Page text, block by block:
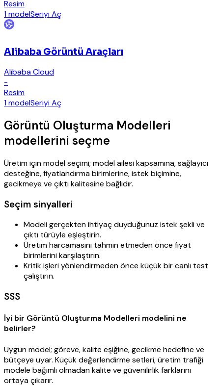
Resim
1 modelSeriyi Aç
Alibaba Görüntü Araçları
Alibaba Cloud
-
Resim
1 modelSeriyi Aç
Görüntü Oluşturma Modelleri
modellerini seçme
Üretim için model seçimi; model ailesi kapsamına, sağlayıcı
desteğine, fiyatlandırma birimlerine, istek biçimine,
gecikmeye ve çıktı kalitesine bağlıdır.
Seçim sinyalleri
Modeli gerçekten ihtiyaç duyduğunuz istek şekli ve
çıktı türüyle eşleştirin.
Üretim harcamasını tahmin etmeden önce fiyat
birimlerini karşılaştırın.
Kritik işleri yönlendirmeden önce küçük bir canlı test
çalıştırın.
SSS
İyi bir Görüntü Oluşturma Modelleri modelini ne
belirler?
Uygun model; göreve, kalite eşiğine, gecikme hedefine ve
bütçeye uyar. Küçük değerlendirme setleri, üretim trafiği
modele bağımlı olmadan kalite ve güvenilirlik farklarını
ortaya çıkarır.